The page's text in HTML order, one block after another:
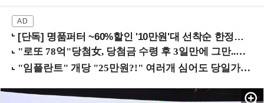
[단독] 명품퍼터 ~60%할인 '10만원'대 선착순 한정판매!